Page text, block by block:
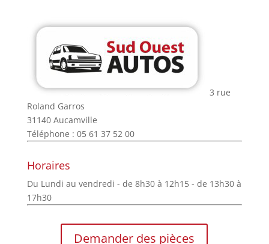
3 rue
Roland Garros
31140 Aucamville
Téléphone : 05 61 37 52 00
Horaires
Du Lundi au vendredi - de 8h30 à 12h15 - de 13h30 à
17h30
Demander des pièces